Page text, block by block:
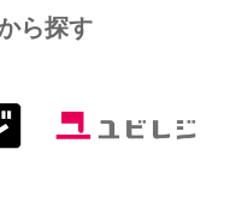
ら探す